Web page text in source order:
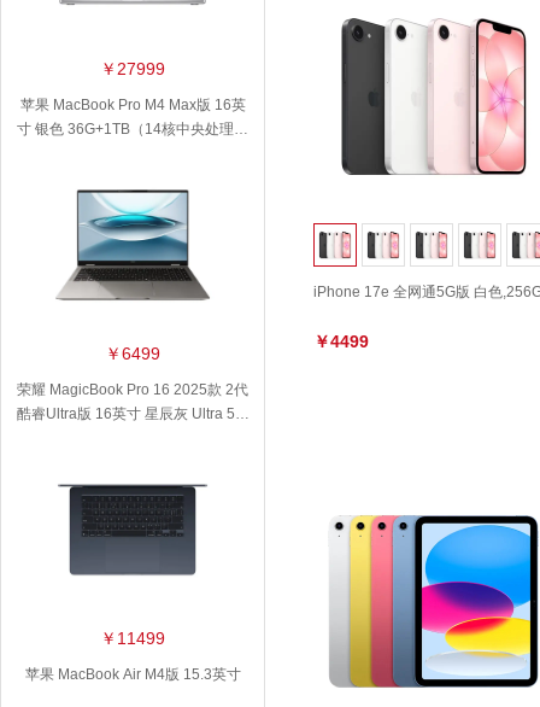
￥27999
苹果 MacBook Pro M4 Max版 16英
寸 银色 36G+1TB（14核中央处理器
￥6499
荣耀 MagicBook Pro 16 2025款 2代
酷睿Ultra版 16英寸 星辰灰 Ultra 5-2
￥11499
苹果 MacBook Air M4版 15.3英寸
iPhone 17e 全网通5G版 白色
￥4499